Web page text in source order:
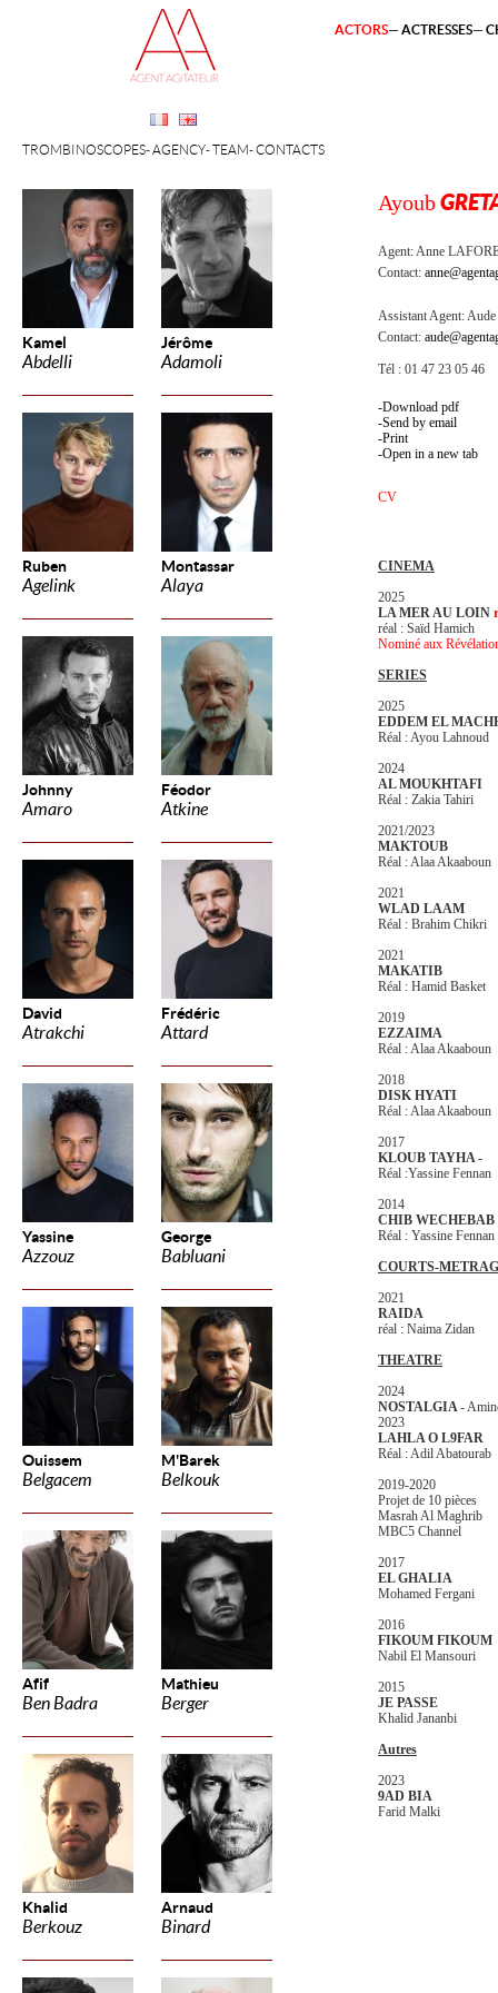
Kamel
Abdelli
Jérôme
Adamoli
Ruben
Agelink
Montassar
Alaya
Johnny
Amaro
Féodor
Atkine
David
Atrakchi
Frédéric
Attard
Yassine
Azzouz
George
Babluani
Ouissem
Belgacem
M'Barek
Belkouk
Afif
Ben Badra
Mathieu
Berger
Khalid
Berkouz
Arnaud
Binard
TROMBINOSCOPES AGENCY TEAM CONTACTS
ACTORS ACTRESSES
Ayoub
Agent:Anne
Contact:
Assistant Agent:Aude
Contact:
Tél : 01 47 23 05 46
Download pdf
Send by email
Print
Open in a new tab
CV
CINEMA
2025
LA MER AU LOIN
réal : Saïd Hamich
Nominé aux
SERIES
2025
EDDEM EL
Réal : Ayou Lahnoud
2024
AL MOUKHTAFI
Réal : Zakia Tahiri
2021/2023
MAKTOUB
Réal : Alaa Akaaboun
2021
WLAD LAAM
Réal : Brahim Chikri
2021
MAKATIB
Réal : Hamid Basket
2019
EZZAIMA
Réal : Alaa Akaaboun
2018
DISK HYATI
Réal : Alaa Akaaboun
2017
KLOUB TAYHA -
Réal :Yassine Fennan
2014
CHIB WECHEBAB
Réal : Yassine Fennan
COURTS-
2021
RAIDA
réal : Naima Zidan
THEATRE
2024
NOSTALGIA-
2023
LAHLA O L9FAR
Réal : Adil Abatourab
2019-2020
Projet de 10 pièces
Masrah Al Maghrib
MBC5 Channel
2017
EL GHALIA
Mohamed Fergani
2016
FIKOUM FIKOUM
Nabil El Mansouri
2015
JE PASSE
Khalid Jananbi
Autres
2023
9AD BIA
Farid Malki